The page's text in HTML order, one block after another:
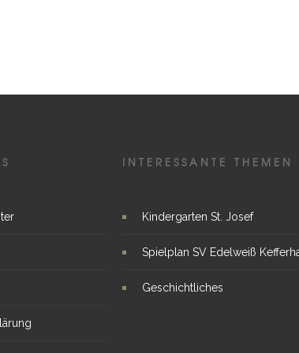
INTERESSANTE THEMEN
Kindergarten St. Josef
Spielplan SV Edelweiß
Geschichtliches